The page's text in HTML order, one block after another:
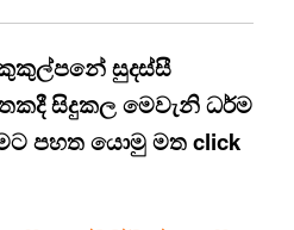
සුදස්සී
සිදුකල මෙවැනි ධර්ම
පහත යොමු මත click